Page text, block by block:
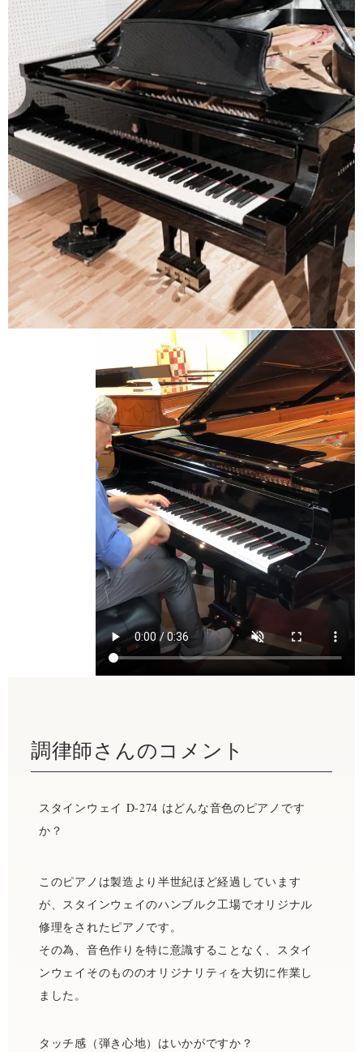
調律師さんのコメント
スタインウェイ D-274 はどんな音色のピアノです
か？
このピアノは製造より半世紀ほど経過しています
が、スタインウェイのハンブルク工場でオリジナル
修理をされたピアノです。
その為、音色作りを特に意識することなく、スタイ
ンウェイそのもののオリジナリティを大切に作業し
ました。
タッチ感（弾き心地）はいかがですか？